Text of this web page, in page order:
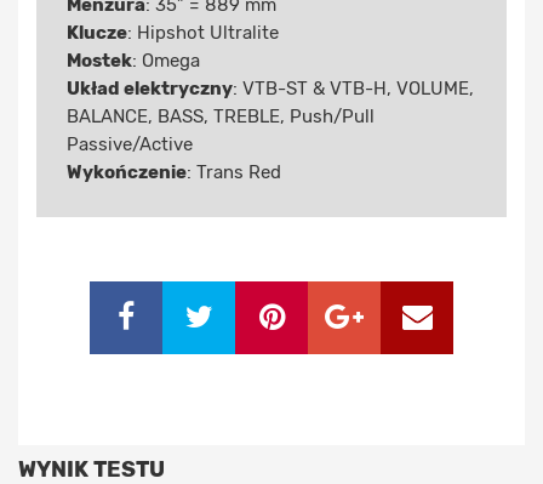
Menzura: 35” = 889 mm
Klucze: Hipshot Ultralite
Mostek: Omega
Układ elektryczny: VTB-ST & VTB-H, VOLUME,
BALANCE, BASS, TREBLE, Push/Pull
Passive/Active
Wykończenie: Trans Red
WYNIK TESTU